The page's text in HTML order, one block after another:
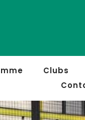
Clubs